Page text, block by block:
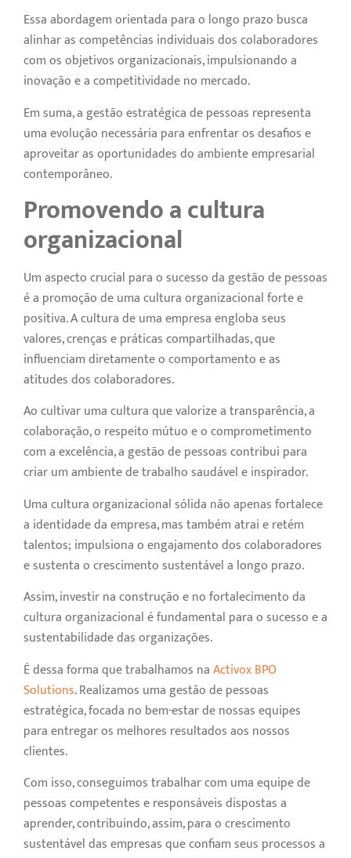
Essa abordagem orientada para o longo prazo busca
alinhar as competências individuais dos colaboradores
com os objetivos organizacionais, impulsionando a
inovação e a competitividade no mercado.
Em suma, a gestão estratégica de pessoas representa
uma evolução necessária para enfrentar os desafios e
aproveitar as oportunidades do ambiente empresarial
contemporâneo.
Promovendo a cultura
organizacional
Um aspecto crucial para o sucesso da gestão de pessoas
é a promoção de uma cultura organizacional forte e
positiva. A cultura de uma empresa engloba seus
valores, crenças e práticas compartilhadas, que
influenciam diretamente o comportamento e as
atitudes dos colaboradores.
Ao cultivar uma cultura que valorize a transparência, a
colaboração, o respeito mútuo e o comprometimento
com a excelência, a gestão de pessoas contribui para
criar um ambiente de trabalho saudável e inspirador.
Uma cultura organizacional sólida não apenas fortalece
a identidade da empresa, mas também atrai e retém
talentos; impulsiona o engajamento dos colaboradores
e sustenta o crescimento sustentável a longo prazo.
Assim, investir na construção e no fortalecimento da
cultura organizacional é fundamental para o sucesso e a
sustentabilidade das organizações.
É dessa forma que trabalhamos naActivox BPO
Solutions. Realizamos uma gestão de pessoas
estratégica, focada no bem-estar de nossas equipes
para entregar os melhores resultados aos nossos
clientes.
Com isso, conseguimos trabalhar com uma equipe de
pessoas competentes e responsáveis dispostas a
aprender, contribuindo, assim, para o crescimento
sustentável das empresas que confiam seus processos a